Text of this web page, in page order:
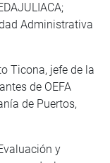
Administrativa
Ticona, jefe de la
de OEFA
de Puertos,
y